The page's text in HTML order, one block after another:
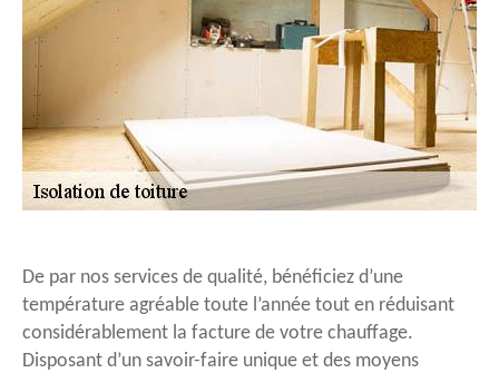
De par nos services de qualité, bénéficiez d’une
température agréable toute l’année tout en réduisant
considérablement la facture de votre chauffage.
Disposant d’un savoir-faire unique et des moyens